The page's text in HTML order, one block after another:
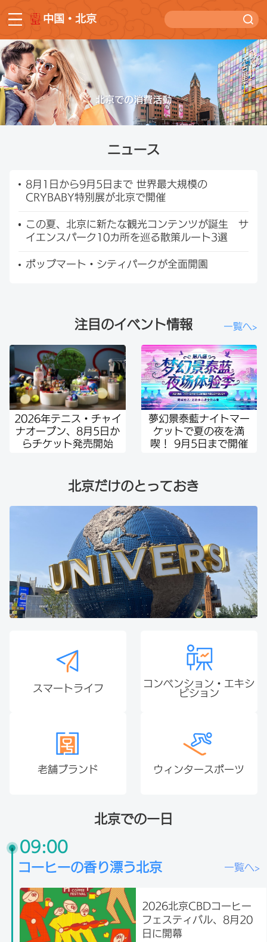
中国・北京
ニュース
8月1日から9月5日まで 世界最大規模の
CRYBABY特別展が北京で開催
この夏、北京に新たな観光コンテンツが誕生 サ
イエンスパーク10カ所を巡る散策ルート3選
ポップマート・シティパークが全面開園
注目のイベント情報 一覧へ>
2026年テニス・チャイ
ナオープン、8月5日か
らチケット発売開始
夢幻景泰藍ナイトマー
ケットで夏の夜を満
喫！ 9月5日まで開催
北京だけのとっておき
スマートライフ コンベンション・エキシ
ビション
老舗ブランド ウィンタースポーツ
北京での一日
09:00
コーヒーの香り漂う北京 一覧へ>
2026北京CBDコーヒー
フェスティバル、8月20
日に開幕